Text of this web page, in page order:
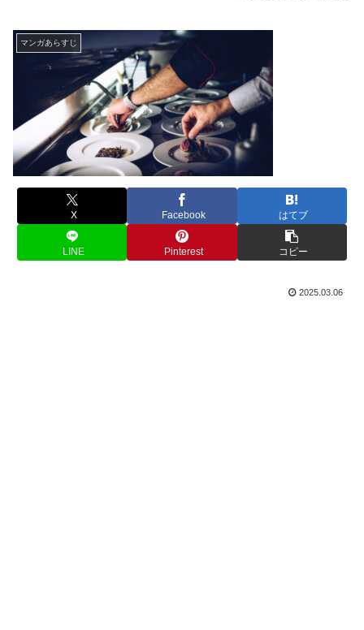
マンガあらすじ
X Facebook はてブ
LINE Pinterest コピー
2025.03.06